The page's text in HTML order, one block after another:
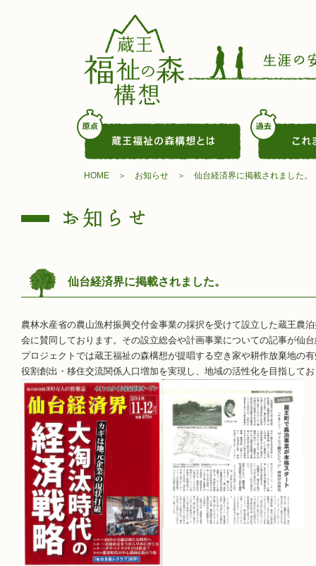
HOME お知らせ 仙台経済界に掲載されました。
仙台経済界に掲載されました。
農林水産省の農山漁村振興交付金事業の採択を受けて設立した蔵王農
会に賛同しております。その設立総会や計画事業についての記事が仙
プロジェクトでは蔵王福祉の森構想が提唱する空き家や耕作放棄地の
役割創出・移住交流関係人口増加を実現し、地域の活性化を目指して